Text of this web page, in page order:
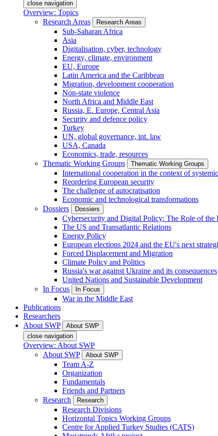
close navigation
Overview: Topics
Research Areas
Research Areas
Sub-Saharan Africa
Asia
Digitalisation, cyber, technology
Energy, climate, environment
EU, Europe
Latin America and the Caribbean
Migration, development cooperation
Non-state violence
North Africa and Middle East
Russia, E. Europe, Central Asia
Security and defence policy
Turkey
UN, global governance, int. law
USA, Canada
Economics, trade, resources
Thematic Working Groups
Thematic Working Groups
International cooperation in the context of
Reordering European security
The challenge of autocratisation
Economic and technological transformations
Dossiers
Dossiers
Cybersecurity and Digital Policy: The Role of
The US and Transatlantic Relations
Energy Policy
European elections 2024 and the EU's next
Forced Displacement and Migration
Climate Policy and Politics
Russia's war against Ukraine and its consequences
United Nations and Sustainable Development
In Focus
In Focus
War in the Middle East
Publications
Researchers
About SWP
About SWP
close navigation
Overview: About SWP
About SWP
About SWP
Team A-Z
Organization
Fundamentals
Friends and Partners
Research
Research
Research Divisions
Horizontal Topics Working Groups
Centre for Applied Turkey Studies (CATS)